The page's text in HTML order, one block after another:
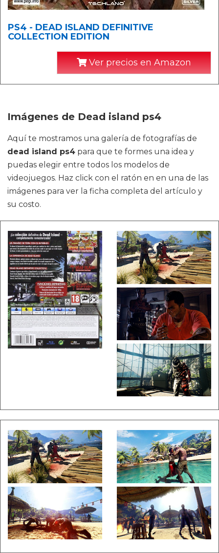
PS4 - DEAD ISLAND DEFINITIVE
COLLECTION EDITION
Ver precios en Amazon
Imágenes de Dead island ps4
Aquí te mostramos una galería de fotografías de
dead island ps4 para que te formes una idea y
puedas elegir entre todos los modelos de
videojuegos. Haz click con el ratón en en una de las
imágenes para ver la ficha completa del artículo y
su costo.